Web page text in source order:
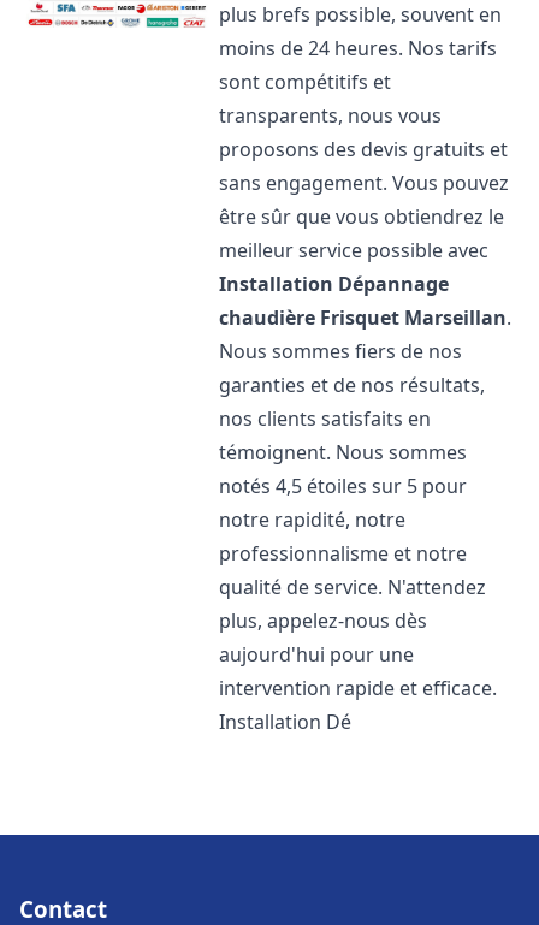
plus brefs possible, souvent en
moins de 24 heures. Nos tarifs
sont compétitifs et
transparents, nous vous
proposons des devis gratuits et
sans engagement. Vous pouvez
être sûr que vous obtiendrez le
meilleur service possible avec
Installation Dépannage
chaudière Frisquet Marseillan.
Nous sommes fiers de nos
garanties et de nos résultats,
nos clients satisfaits en
témoignent. Nous sommes
notés 4,5 étoiles sur 5 pour
notre rapidité, notre
professionnalisme et notre
qualité de service. N'attendez
plus, appelez-nous dès
aujourd'hui pour une
intervention rapide et efficace.
Installation Dé
Contact